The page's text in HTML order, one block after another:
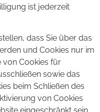
ist jederzeit
dass Sie über das
und Cookies nur im
von Cookies für
sowie das
beim Schließen des
von Cookies